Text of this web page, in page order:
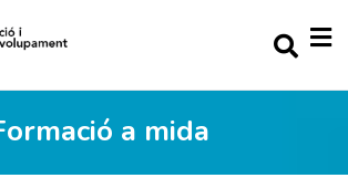
a mida